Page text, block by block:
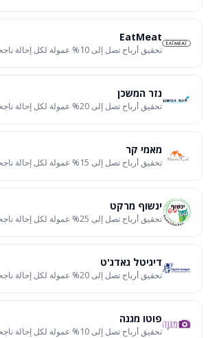
EatMeat
تحقيق أرباح تصل إلى 10% عمولة لكل إحالة ناجحة
נזר המשכן
تحقيق أرباح تصل إلى 20% عمولة لكل إحالة ناجحة
מאמי קר
تحقيق أرباح تصل إلى 15% عمولة لكل إحالة ناجحة
ינשוף מרקט
تحقيق أرباح تصل إلى 25% عمولة لكل إحالة ناجحة
דיגיטל גאדג'ט
تحقيق أرباح تصل إلى 20% عمولة لكل إحالة ناجحة
פוטו מגנה
تحقيق أرباح تصل إلى 10% عمولة لكل إحالة ناجحة